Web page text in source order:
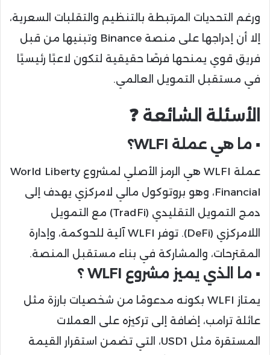
ورغم التحديات المرتبطة بالتنظيم والتقلبات السعرية،
إلا أن إدراجها على منصة Binance وتبنيها من قبل
فريق قوي يمنحها فرصًا حقيقية لتكون لاعبًا رئيسيًا
في مستقبل التمويل العالمي.
الأسئلة الشائعة ❓️
▪️ ما هي عملة WLFI؟
عملة WLFI هي الرمز الأصلي لمشروع World Liberty
Financial، وهو بروتوكول مالي لامركزي يهدف إلى
دمج التمويل التقليدي (TradFi) مع التمويل
اللامركزي (DeFi). توفر WLFI آلية للحوكمة، وإدارة
المقترحات، والمشاركة في بناء مستقبل المنصة.
▪️ ما الذي يميز مشروع WLFI ؟
يمتاز WLFI بكونه مدعومًا من شخصيات بارزة مثل
عائلة ترامب، إضافة إلى تركيزه على العملات
المستقرة مثل USD1، التي تضمن استقرار القيمة